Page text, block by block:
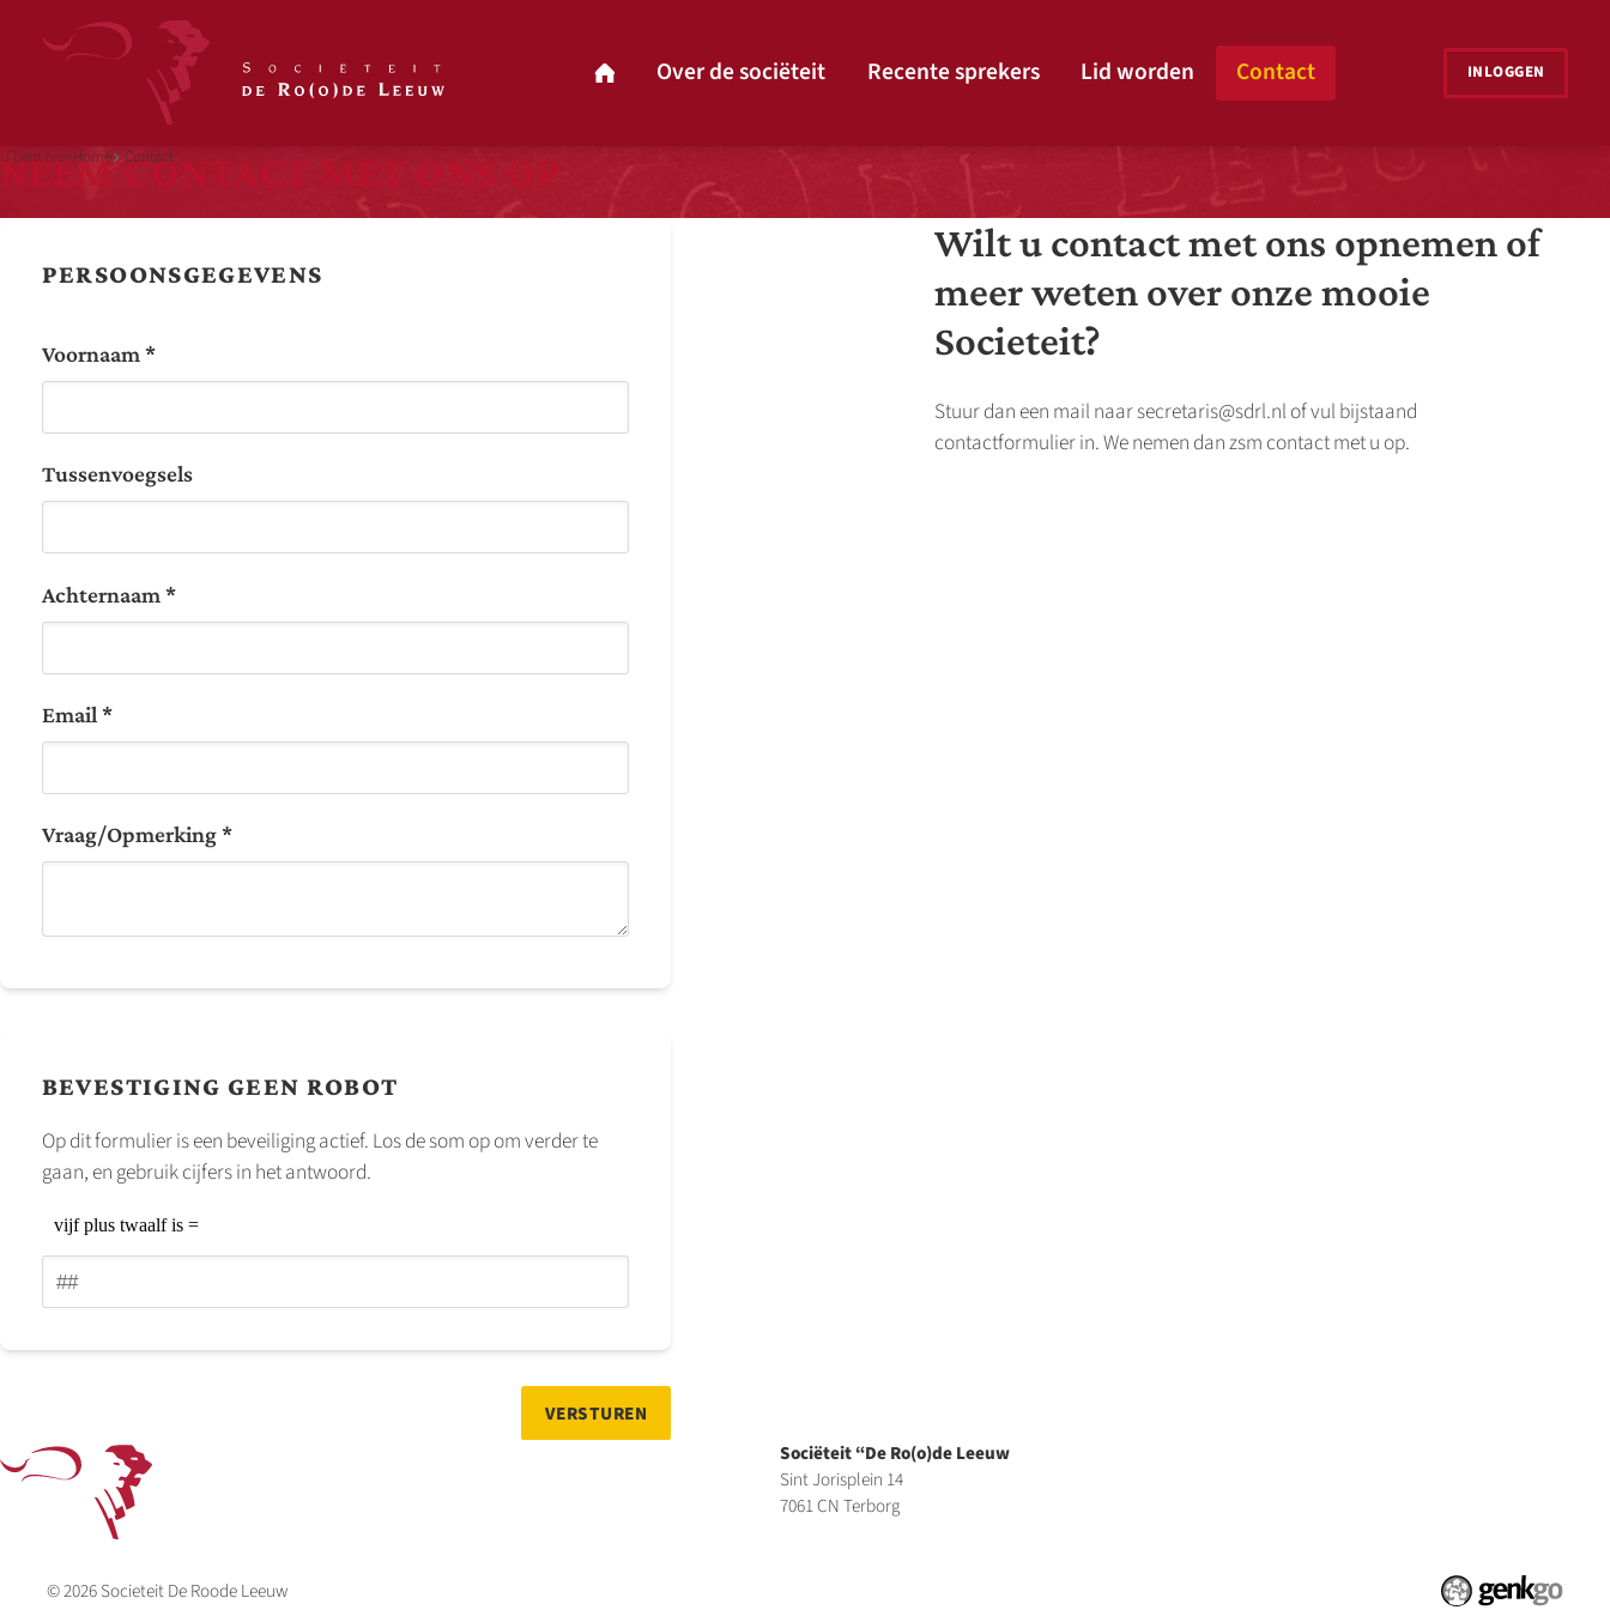
INLOGGEN
U bent hier:Home Contact
NEEM CONTACT MET ONS OP
PERSOONSGEGEVENS
Voornaam *
Tussenvoegsels
Achternaam *
Email *
Vraag/Opmerking *
BEVESTIGING GEEN ROBOT
Op dit formulier is een beveiliging actief. Los de som op om verder te
gaan, en gebruik cijfers in het antwoord.
Wilt u contact met ons opnemen of
meer weten over onze mooie
Societeit?
Stuur dan een mail naar secretaris@sdrl.nl of vul bijstaand
contactformulier in. We nemen dan zsm contact met u op.
Sociëteit “De Ro(o)de Leeuw
Sint Jorisplein 14
7061 CN Terborg
© 2026Societeit De Roode Leeuw